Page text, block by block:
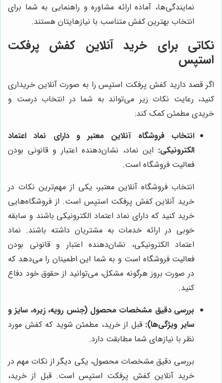
نمایندگی‌ها، آماده ارائه مشاوره و راهنمایی به شما برای
انتخاب بهترین کفش متناسب با نیازهایتان هستند.
نکاتی برای خرید آنلاین کفش پرفکت
استپس
اگر قصد دارید کفش پرفکت استپس را به صورت آنلاین خریداری
کنید، رعایت نکات زیر می‌تواند به شما در انتخاب درست و
خریدی مطمئن کمک کند:
انتخاب فروشگاه آنلاین معتبر و دارای نماد اعتماد
الکترونیکی: این نماد، نشان‌دهنده اعتبار و قانونی بودن
فعالیت فروشگاه است.
انتخاب فروشگاه آنلاین معتبر، یکی از مهم‌ترین نکات در
خرید آنلاین کفش پرفکت استپس است. از فروشگاه‌هایی
خرید کنید که دارای نماد اعتماد الکترونیکی باشند و سابقه
خوبی در ارائه خدمات به مشتریان داشته باشند. نماد
اعتماد الکترونیکی، نشان‌دهنده اعتبار و قانونی بودن
فعالیت فروشگاه است و به شما این اطمینان را می‌دهد که
در صورت بروز هرگونه مشکل، می‌توانید از حقوق خود دفاع
کنید.
بررسی دقیق مشخصات محصول (جنس رویه، زیره، سایز و
سایر ویژگی‌ها): قبل از خرید، مطمئن شوید که کفش مورد
نظر با نیازهای شما مطابقت دارد.
بررسی دقیق مشخصات محصول، یکی دیگر از نکات مهم در
خرید آنلاین کفش پرفکت استپس است. قبل از خرید،